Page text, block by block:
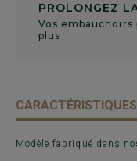
PROLONGEZ
Vos
plus
CARACTÉRISTIQUES
Modèle fabriqué dans